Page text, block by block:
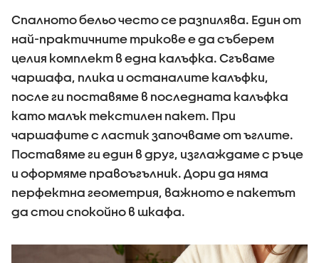
Спалното бельо често се разпилява. Един от
най-практичните трикове е да съберем
целия комплект в една калъфка. Сгъваме
чаршафа, плика и останалите калъфки,
после ги поставяме в последната калъфка
като малък текстилен пакет. При
чаршафите с ластик започваме от ъглите.
Поставяме ги един в друг, изглаждаме с ръце
и оформяме правоъгълник. Дори да няма
перфектна геометрия, важното е пакетът
да стои спокойно в шкафа.